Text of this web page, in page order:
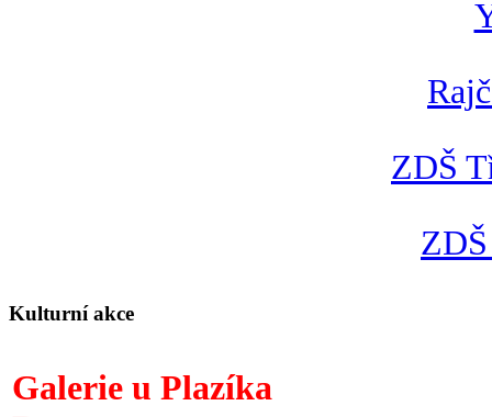
ZDŠ
Kulturní akce
Galerie u Plazíka